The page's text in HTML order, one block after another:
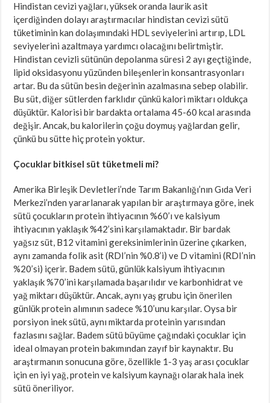
Hindistan cevizi yağları, yüksek oranda laurik asit
içerdiğinden dolayı araştırmacılar hindistan cevizi sütü
tüketiminin kan dolaşımındaki HDL seviyelerini artırıp, LDL
seviyelerini azaltmaya yardımcı olacağını belirtmiştir.
Hindistan cevizli sütünün depolanma süresi 2 ayı geçtiğinde,
lipid oksidasyonu yüzünden bileşenlerin konsantrasyonları
artar. Bu da sütün besin değerinin azalmasına sebep olabilir.
Bu süt, diğer sütlerden farklıdır çünkü kalori miktarı oldukça
düşüktür. Kalorisi bir bardakta ortalama 45-60 kcal arasında
değişir. Ancak, bu kalorilerin çoğu doymuş yağlardan gelir,
çünkü bu sütte hiç protein yoktur.
Çocuklar bitkisel süt tüketmeli mi?
Amerika Birleşik Devletleri’nde Tarım Bakanlığı’nın Gıda Veri
Merkezi’nden yararlanarak yapılan bir araştırmaya göre, inek
sütü çocukların protein ihtiyacının %60’ı ve kalsiyum
ihtiyacının yaklaşık %42’sini karşılamaktadır. Bir bardak
yağsız süt, B12 vitamini gereksinimlerinin üzerine çıkarken,
aynı zamanda folik asit (RDI’nin %0.8’i) ve D vitamini (RDI’nin
%20’si) içerir. Badem sütü, günlük kalsiyum ihtiyacının
yaklaşık %70’ini karşılamada başarılıdır ve karbonhidrat ve
yağ miktarı düşüktür. Ancak, aynı yaş grubu için önerilen
günlük protein alımının sadece %10’unu karşılar. Oysa bir
porsiyon inek sütü, aynı miktarda proteinin yarısından
fazlasını sağlar. Badem sütü büyüme çağındaki çocuklar için
ideal olmayan protein bakımından zayıf bir kaynaktır. Bu
araştırmanın sonucuna göre, özellikle 1-3 yaş arası çocuklar
için en iyi yağ, protein ve kalsiyum kaynağı olarak hala inek
sütü öneriliyor.